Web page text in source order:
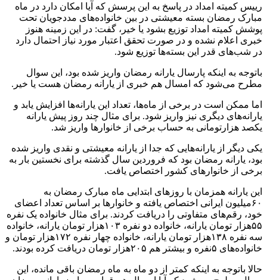
رییس کمیته امداد در پاسخ به این پرسش که آیا امکان دارد در ماه
مبارک رمضان بسته معیشتی در بین خانواده‌های مددجویان تحت
پوشش کمیته امداد توزیع بشود یا خیر، گفت: در این زمینه هنوز
خبری اعلام نشده و در صورت تحقق اعتبار مورد نیاز احتمال دارد
در شب‌های قدر این بسته‌ها توزیع شود.
باتوجه به اینکه پارسال یارانه رمضان واریز شده بود، این سوال
مطرح می‌شود که امسال هم خبری از یارانه رمضان هست یا خیر.
اما ممکن است در برخی از ماه‌ها، تعداد این یارانه‌ها افزایش یابد و
یارانه‌های دیگری نیز واریز شود. برای مثال چند روز پیش یارانه
یکصد هزارتومانی به حساب برخی از خانوارها واریز شد.
یکی دیگر از یارانه‌هایی که جدا از یارانه معیشتی و نقدی واریز شده
بود، یارانه رمضان بود که فروردین سال گذشته برای نخستین بار به
برخی از خانوارهای کشور اختصاص یافت.
این یارانه همزمان با روزهای ابتدایی ماه مبارک رمضان به
۶٠میلیون ایرانی اختصاص یافته و خانوارها بر اساس تعداد اعضای
خود، رقم‌های متفاوتی را دریافت کردند. برای مثال خانواده یک نفره
۵۵هزار تومان یارانه، خانواده دو نفره ١٠٣هزار تومان یارانه، خانواده
سه نفره ١٣٨هزار تومان یارانه، خانواده چهار نفره ١٧٢هزار تومان و
خانواده‌های ۵نفره و بیشتر هم ٢٠۵هزار تومان دریافت کرده بودند.
حالا باتوجه به اینکه کمتر از دو ماه به ماه رمضان باقی مانده، این